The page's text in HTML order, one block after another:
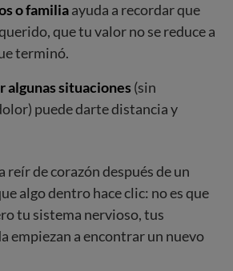
o familiaayuda a recordar que
que tu valor no se reduce a
terminó.
algunas situaciones (sin
puede darte distancia y
reír de corazón después de un
algo dentro hace clic: no es que
tu sistema nervioso, tus
empiezan a encontrar un nuevo